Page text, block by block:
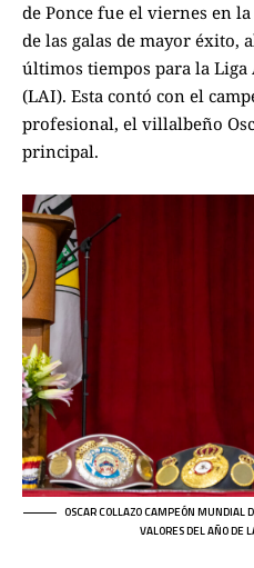
de Ponce fue el viernes en
de las galas de mayor éxito,
últimos tiempos para la
(LAI). Esta contó con el
profesional, el villalbeño
principal.
OSCAR COLLAZO CAMPEÓN MUNDIAL
VALORES DEL AÑO DE